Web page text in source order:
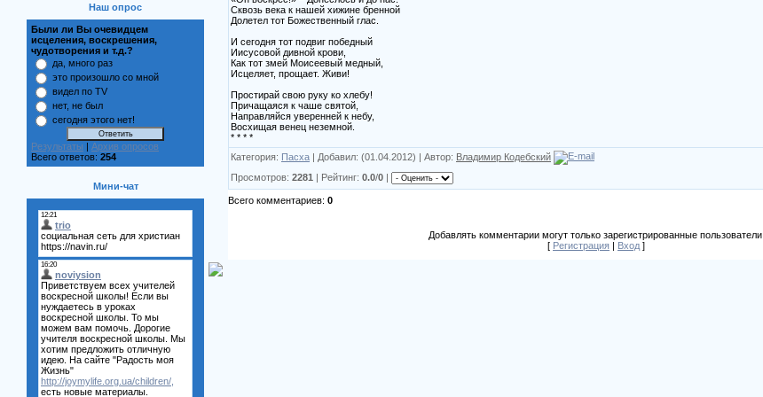
Наш опрос
Были ли Вы очевидцем
исцеления, воскрешения,
чудотворения и т.д.?
да, много раз
это произошло со мной
видел по TV
нет, не был
сегодня этого нет!
Результаты | Архив опросов
Всего ответов: 254
Мини-чат
Сквозь века к нашей хижине бренной
Долетел тот Божественный глас.
И сегодня тот подвиг победный
Иисусовой дивной крови,
Как тот змей Моисеевый медный,
Исцеляет, прощает. Живи!
Простирай свою руку ко хлебу!
Причащаяся к чаше святой,
Направляйся уверенней к небу,
Восхищая венец неземной.
* * * *
Категория: Пасха | Добавил: (01.04.2012) | Автор: Владимир Кодебский
Просмотров: 2281 | Рейтинг: 0.0/0 |
Всего комментариев: 0
Добавлять комментарии могут только зарегистрированные пользователи.
[ Регистрация | Вход ]